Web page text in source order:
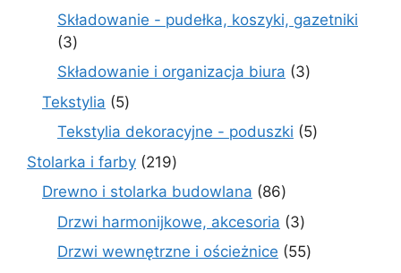
produktów
Składowanie - pudełka, koszyki, gazetniki
33
produkty
Składowanie i organizacja biura 33
Tekstylia 55
produktów
Tekstylia dekoracyjne - poduszki 55
Stolarka i farby 219219
produktów
Drewno i stolarka budowlana 8686
produktów
Drzwi harmonijkowe, akcesoria 33
produkty
Drzwi wewnętrzne i ościeżnice 5555